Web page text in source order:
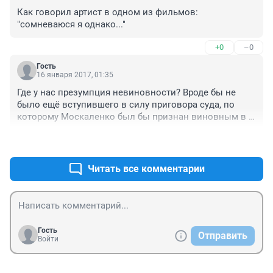
Как говорил артист в одном из фильмов:
"сомневаюся я однако..."
+0 –0
Гость
16 января 2017, 01:35
Где у нас презумпция невиновности? Вроде бы не
было ещё вступившего в силу приговора суда, по
которому Москаленко был бы признан виновным в
Читать все комментарии
Гость
Войти
Отправить